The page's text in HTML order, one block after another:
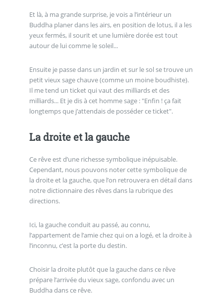
Et là, à ma grande surprise, je vois a l’intérieur un
Buddha planer dans les airs, en position de lotus, il a les
yeux fermés, il sourit et une lumière dorée est tout
autour de lui comme le soleil...
Ensuite je passe dans un jardin et sur le sol se trouve un
petit vieux sage chauve (comme un moine boudhiste).
Il me tend un ticket qui vaut des milliards et des
milliards... Et je dis à cet homme sage : "Enfin ! ça fait
longtemps que j’attendais de posséder ce ticket".
La droite et la gauche
Ce rêve est d’une richesse symbolique inépuisable.
Cependant, nous pouvons noter cette symbolique de
la droite et la gauche, que l’on retrouvera en détail dans
notre dictionnaire des rêves dans la rubrique des
directions.
Ici, la gauche conduit au passé, au connu,
l’appartement de l’amie chez qui on a logé, et la droite à
l’inconnu, c’est la porte du destin.
Choisir la droite plutôt que la gauche dans ce rêve
prépare l’arrivée du vieux sage, confondu avec un
Buddha dans ce rêve.